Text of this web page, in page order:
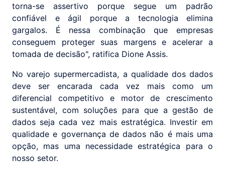
torna-se assertivo porque segue um padrão
confiável e ágil porque a tecnologia elimina
gargalos. É nessa combinação que empresas
conseguem proteger suas margens e acelerar a
tomada de decisão", ratifica Dione Assis.
No varejo supermercadista, a qualidade dos dados
deve ser encarada cada vez mais como um
diferencial competitivo e motor de crescimento
sustentável, com soluções para que a gestão de
dados seja cada vez mais estratégica. Investir em
qualidade e governança de dados não é mais uma
opção, mas uma necessidade estratégica para o
nosso setor.